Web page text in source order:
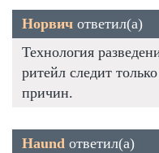
Норвич ответил(а)
Технология
ритейл следит
причин.
Haund ответил(а)